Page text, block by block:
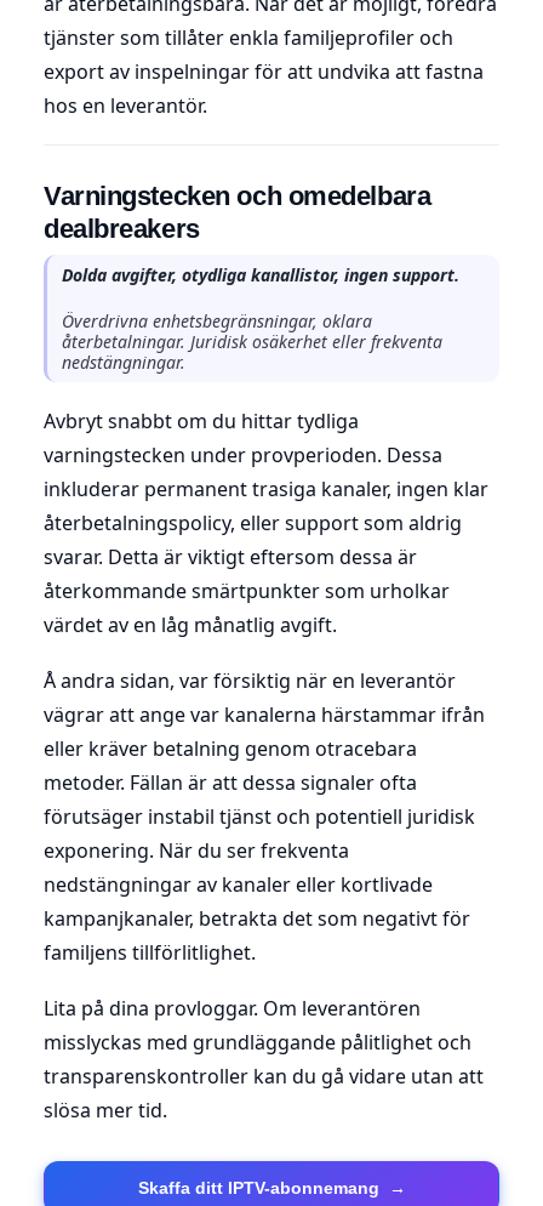
tjänster som tillåter enkla familjeprofiler och
export av inspelningar för att undvika att fastna
hos en leverantör.
Varningstecken och omedelbara
dealbreakers
Dolda avgifter, otydliga kanallistor, ingen support.
Överdrivna enhetsbegränsningar, oklara
återbetalningar. Juridisk osäkerhet eller frekventa
nedstängningar.
Avbryt snabbt om du hittar tydliga
varningstecken under provperioden. Dessa
inkluderar permanent trasiga kanaler, ingen klar
återbetalningspolicy, eller support som aldrig
svarar. Detta är viktigt eftersom dessa är
återkommande smärtpunkter som urholkar
värdet av en låg månatlig avgift.
Å andra sidan, var försiktig när en leverantör
vägrar att ange var kanalerna härstammar ifrån
eller kräver betalning genom otracebara
metoder. Fällan är att dessa signaler ofta
förutsäger instabil tjänst och potentiell juridisk
exponering. När du ser frekventa
nedstängningar av kanaler eller kortlivade
kampanjkanaler, betrakta det som negativt för
familjens tillförlitlighet.
Lita på dina provloggar. Om leverantören
misslyckas med grundläggande pålitlighet och
transparenskontroller kan du gå vidare utan att
slösa mer tid.
Skaffa ditt IPTV-abonnemang →